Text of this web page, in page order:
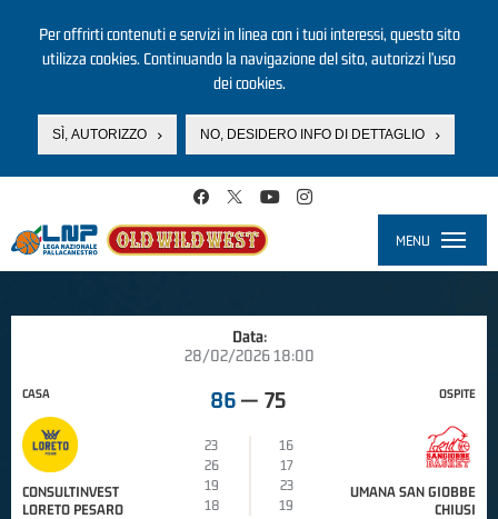
Per offrirti contenuti e servizi in linea con i tuoi interessi, questo sito
utilizza cookies. Continuando la navigazione del sito, autorizzi l’uso
dei cookies.
SÌ, AUTORIZZO NO, DESIDERO INFO DI DETTAGLIO
MENU
Data:
28/02/2026 18:00
CASA
CONSULTINVEST
LORETO PESARO
86 — 75
23
16
26
17
19
23
18
19
OSPITE
UMANA SAN GIOBBE
CHIUSI